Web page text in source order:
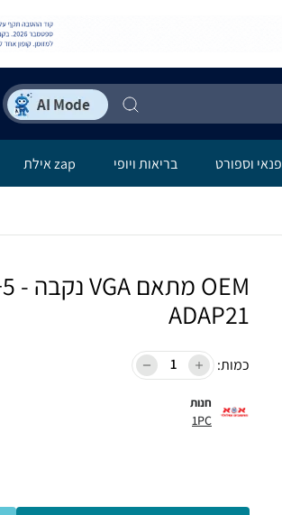
פנאי וספורט בריאות ויופי zap אילת
ADAP21
כמות:
חנות
1PC